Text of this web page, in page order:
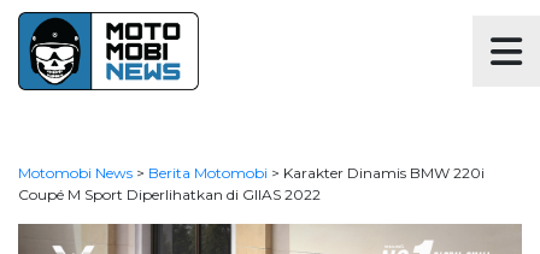
Motomobi News > Berita Motomobi > Karakter Dinamis BMW 220i
Coupé M Sport Diperlihatkan di GIIAS 2022